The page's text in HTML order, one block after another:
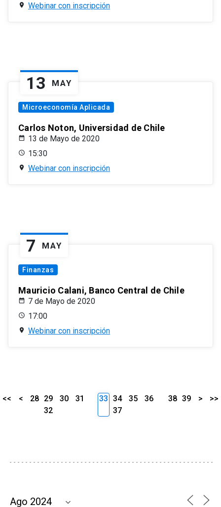
Webinar con inscripción
13 MAY
Microeconomía Aplicada
Carlos Noton, Universidad de Chile
13 de Mayo de 2020
15:30
Webinar con inscripción
7 MAY
Finanzas
Mauricio Calani, Banco Central de Chile
7 de Mayo de 2020
17:00
Webinar con inscripción
<< < 28 29 30
31
32
33 34 35
36
37
38 39 > >>